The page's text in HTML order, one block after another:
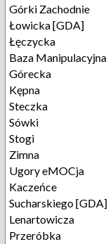
Górki Zachodnie
Łowicka [GDA]
Łęczycka
Baza Manipulacyjna
Górecka
Kępna
Steczka
Sówki
Stogi
Zimna
Ugory eMOCja
Kaczeńce
Sucharskiego [GDA]
Lenartowicza
Przeróbka